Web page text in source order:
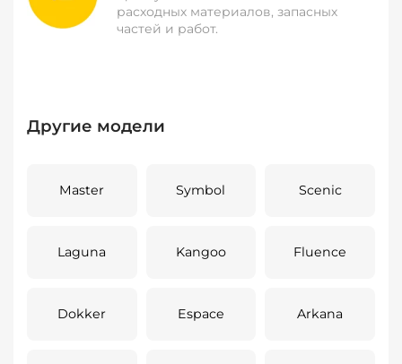
расходных материалов, запасных
частей и работ.
Другие модели
Master Symbol Scenic
Laguna Kangoo Fluence
Dokker Espace Arkana